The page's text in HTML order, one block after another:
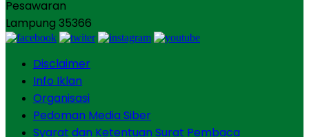
Pesawaran
Lampung 35366
Disclaimer
Info Iklan
Organisasi
Pedoman Media Siber
Syarat dan Ketentuan Surat Pembaca